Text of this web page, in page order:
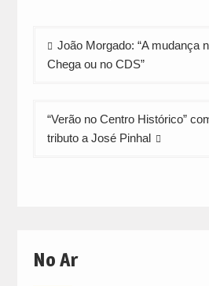
Navegação
de
João Morgado: “A mudança
Chega ou no CDS”
“Verão no Centro Histórico”
tributo a José Pinhal
No Ar